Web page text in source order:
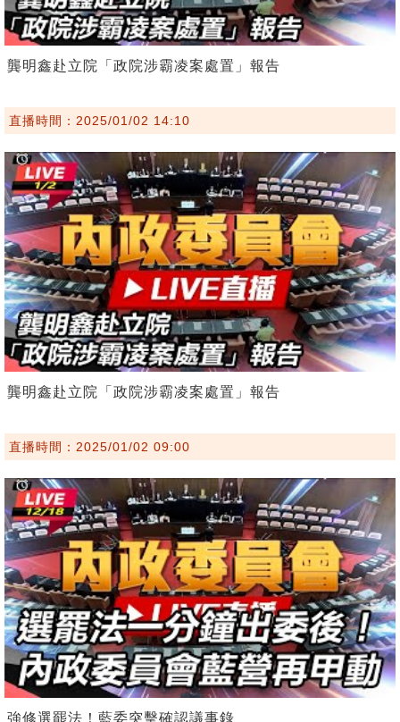
龔明鑫赴立院「政院涉霸凌案處置」報告
直播時間：2025/01/02 14:10
龔明鑫赴立院「政院涉霸凌案處置」報告
直播時間：2025/01/02 09:00
強修選罷法！藍委突擊確認議事錄